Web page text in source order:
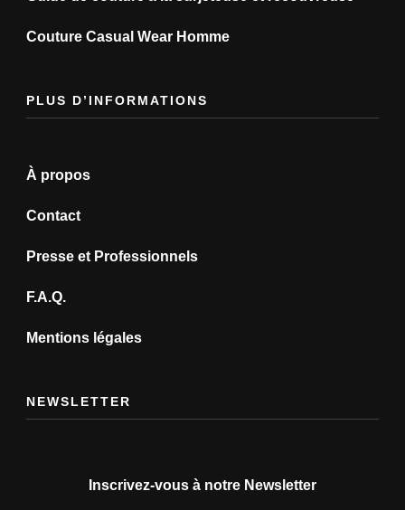
Couture Casual Wear Homme
PLUS D’INFORMATIONS
À propos
Contact
Presse et Professionnels
F.A.Q.
Mentions légales
NEWSLETTER
Inscrivez-vous à notre Newsletter